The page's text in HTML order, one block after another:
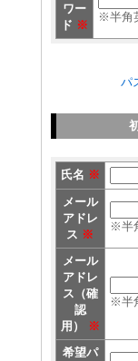
ワー
ド ※
※半角
パ
氏名 ※
メール
アドレ
ス ※
※半
メール
アドレ
ス（確
認
用）
※
※半
希望パ